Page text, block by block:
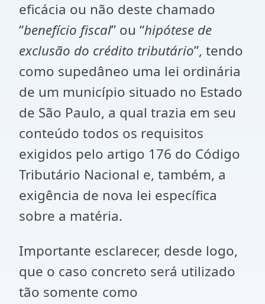
eficácia ou não deste chamado
“benefício fiscal” ou “hipótese de
exclusão do crédito tributário”, tendo
como supedâneo uma lei ordinária
de um município situado no Estado
de São Paulo, a qual trazia em seu
conteúdo todos os requisitos
exigidos pelo artigo 176 do Código
Tributário Nacional e, também, a
exigência de nova lei específica
sobre a matéria.
Importante esclarecer, desde logo,
que o caso concreto será utilizado
tão somente como